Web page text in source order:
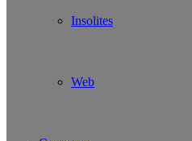
Insolites
Web